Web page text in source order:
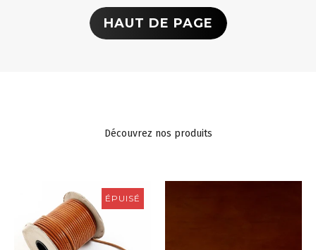
HAUT DE PAGE
Découvrez nos produits
ÉPUISÉ